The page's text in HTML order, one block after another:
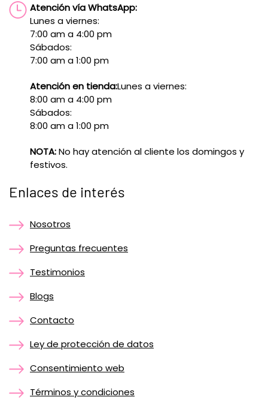
Atención vía WhatsApp:
Lunes a viernes:
7:00 am a 4:00 pm
Sábados:
7:00 am a 1:00 pm
Atención en tienda:Lunes a viernes:
8:00 am a 4:00 pm
Sábados:
8:00 am a 1:00 pm
NOTA:No hay atención al cliente los domingos y
festivos.
Enlaces de interés
Nosotros
Preguntas frecuentes
Testimonios
Blogs
Contacto
Ley de protección de datos
Consentimiento web
Términos y condiciones